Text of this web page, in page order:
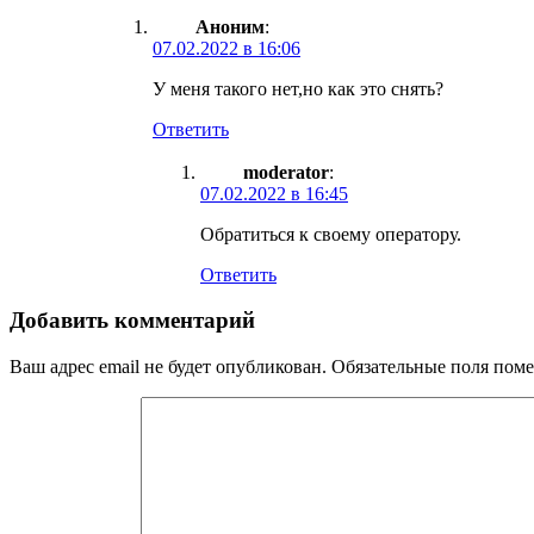
Аноним:
07.02.2022 в 16:06
У меня такого нет,но как это снять?
Ответить
moderator:
07.02.2022 в 16:45
Обратиться к своему оператору.
Ответить
Добавить комментарий
Ваш адрес email не будет опубликован. Обязательные поля